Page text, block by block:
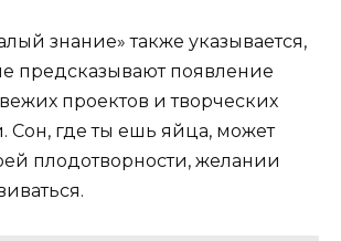
знание» также указывается,
предсказывают появление
проектов и творческих
Сон, где ты ешь яйца, может
плодотворности, желании